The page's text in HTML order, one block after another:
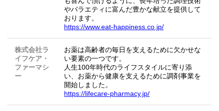
やバラエティに富んだ豊かな献立を提供して
おります。
https://www.eat-happiness.co.jp/
株式会社ラ
イフケア・
ファーマシ
ー
お薬は高齢者の毎日を支えるために欠かせな
い要素の一つです。
人生100年時代のライフスタイルに寄り添
い、お薬から健康を支えるために調剤事業を
開始しました。
https://lifecare-pharmacy.jp/